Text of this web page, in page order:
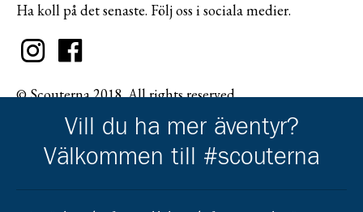
Ha koll på det senaste. Följ oss i sociala medier.
© Scouterna 2018. All rights reserved.
Vill du ha mer äventyr?
Välkommen till #scouterna